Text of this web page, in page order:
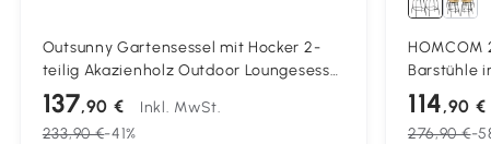
Outsunny Gartensessel mit Hocker 2-
teilig Akazienholz Outdoor Loungesessel
mit Rattan-Sitz Boho-Stil verstellbare
Füße
137,90 €
Inkl. MwSt.
233,90 €-41%
HOMCOM
Barstühle
inkl.
cm, Gelb
114,90 €
276,90 €-